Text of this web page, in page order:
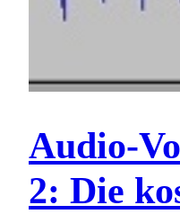
Audio-
2: Die